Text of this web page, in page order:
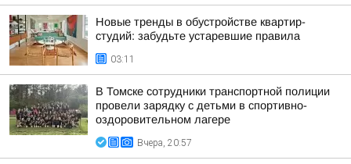
Новые тренды в обустройстве квартир-
студий: забудьте устаревшие правила
03:11
В Томске сотрудники транспортной полиции
провели зарядку с детьми в спортивно-
оздоровительном лагере
Вчера, 20:57